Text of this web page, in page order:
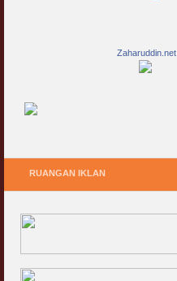
Zaharuddin.net
RUANGAN IKLAN